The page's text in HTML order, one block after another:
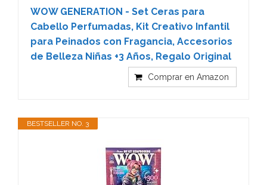
WOW GENERATION - Set Ceras para
Cabello Perfumadas, Kit Creativo Infantil
para Peinados con Fragancia, Accesorios
de Belleza Niñas +3 Años, Regalo Original
Comprar en Amazon
BESTSELLER NO. 3